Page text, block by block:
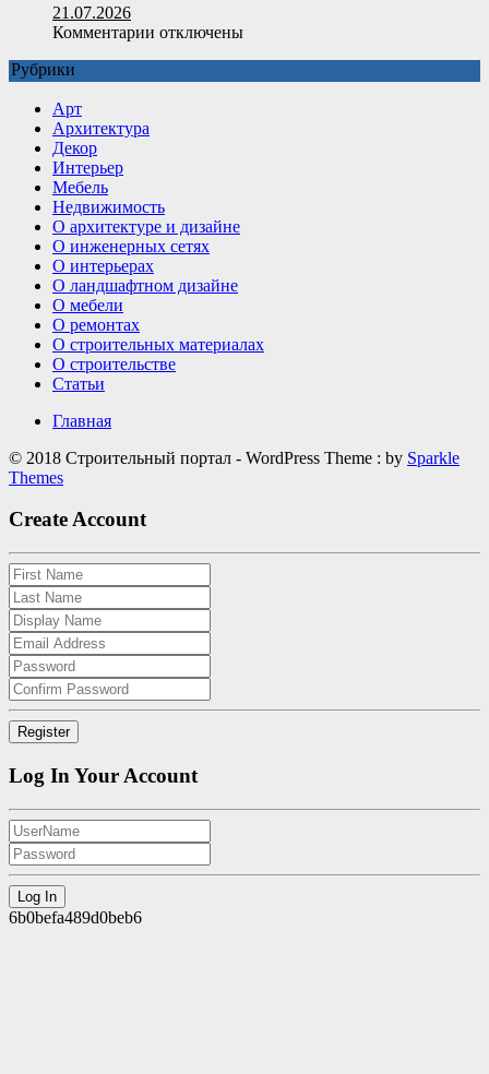
применения
21.07.2026
Комментарии котключены
Рубрики
Арт
Архитектура
Декор
Интерьер
Мебель
Недвижимость
О архитектуре и дизайне
О инженерных сетях
О интерьерах
О ландшафтном дизайне
О мебели
О ремонтах
О строительных материалах
О строительстве
Статьи
Главная
© 2018 Строительный портал - WordPress Theme : by Sparkle
Themes
Create Account
Log In Your Account
6b0befa489d0beb6